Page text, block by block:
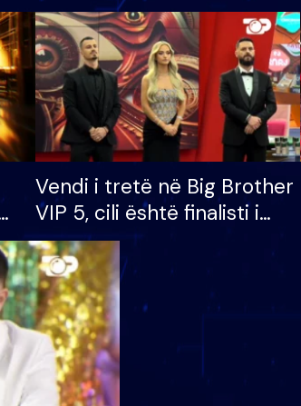
Vendi i tretë në Big Brother
VIP 5, cili është finalisti i
radhës që lë shtëpinë